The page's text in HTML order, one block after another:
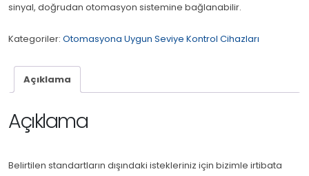
sinyal, doğrudan otomasyon sistemine bağlanabilir.
Kategoriler: Otomasyona Uygun Seviye Kontrol Cihazları
Açıklama
Açıklama
Belirtilen standartların dışındaki istekleriniz için bizimle irtibata